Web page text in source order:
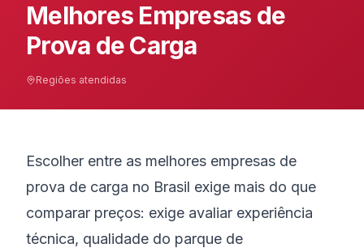
Melhores Empresas de
Prova de Carga
Regiões atendidas
Escolher entre as melhores empresas de
prova de carga no Brasil exige mais do que
comparar preços: exige avaliar experiência
técnica, qualidade do parque de